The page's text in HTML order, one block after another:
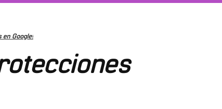
Google!